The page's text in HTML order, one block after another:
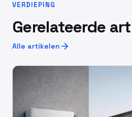
VERDIEPING
Gerelateerde
Alle artikelen arrow_forward